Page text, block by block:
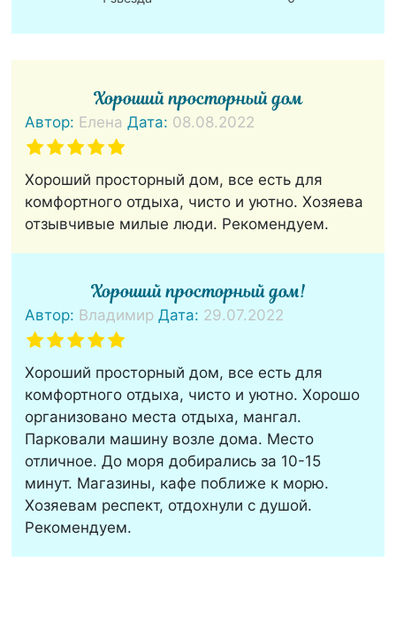
Хороший просторный дом
Автор: Елена Дата: 08.08.2022
Хороший просторный дом, все есть для
комфортного отдыха, чисто и уютно. Хозяева
отзывчивые милые люди. Рекомендуем.
Хороший просторный дом!
Автор: Владимир Дата: 29.07.2022
Хороший просторный дом, все есть для
комфортного отдыха, чисто и уютно. Хорошо
организовано места отдыха, мангал.
Парковали машину возле дома. Место
отличное. До моря добирались за 10-15
минут. Магазины, кафе поближе к морю.
Хозяевам респект, отдохнули с душой.
Рекомендуем.